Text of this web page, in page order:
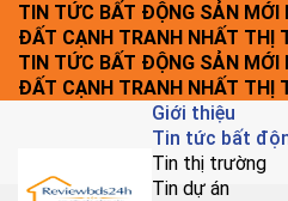
Chuyển
đến
nội
dung
TIN TỨC BẤT ĐỘNG SẢN
ĐẤT CẠNH TRANH NHẤT THỊ
TIN TỨC BẤT ĐỘNG SẢN
ĐẤT CẠNH TRANH NHẤT THỊ
Giới thiệu
Tin tức bất
Tin thị trường
Tin dự án